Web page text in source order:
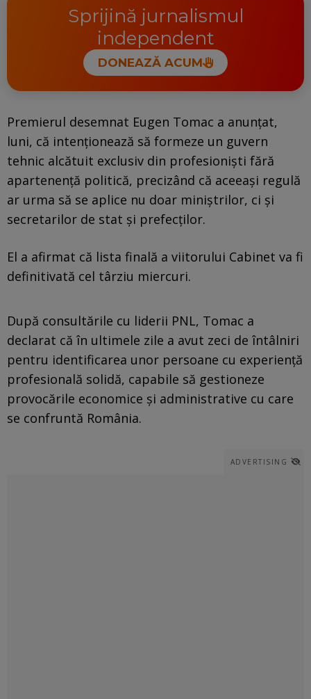
Sprijină jurnalismul
independent
DONEAZĂ ACUM
Premierul desemnat Eugen Tomac a anunțat,
luni, că intenționează să formeze un guvern
tehnic alcătuit exclusiv din profesioniști fără
apartenență politică, precizând că aceeași regulă
ar urma să se aplice nu doar miniștrilor, ci și
secretarilor de stat și prefecților.
El a afirmat că lista finală a viitorului Cabinet va fi
definitivată cel târziu miercuri.
După consultările cu liderii PNL, Tomac a
declarat că în ultimele zile a avut zeci de întâlniri
pentru identificarea unor persoane cu experiență
profesională solidă, capabile să gestioneze
provocările economice și administrative cu care
se confruntă România.
ADVERTISING